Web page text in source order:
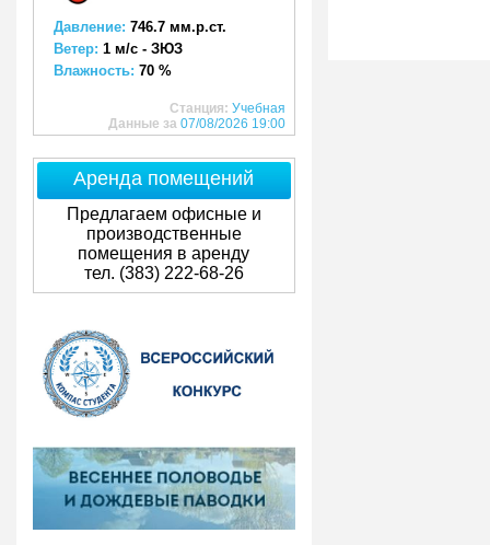
Давление: 746.7 мм.р.ст.
Ветер: 1 м/с - ЗЮЗ
Влажность: 70 %
Станция: Учебная
Данные за 07/08/2026 19:00
Аренда помещений
Предлагаем офисные и
производственные
помещения в аренду
тел. (383) 222-68-26